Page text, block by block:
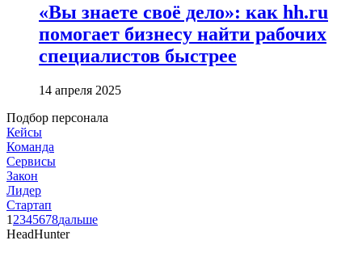
«Вы знаете своё дело»: как hh.ru
помогает бизнесу найти рабочих
специалистов быстрее
14 апреля 2025
Подбор персонала
Кейсы
Команда
Сервисы
Закон
Лидер
Стартап
1 2345678дальше
HeadHunter